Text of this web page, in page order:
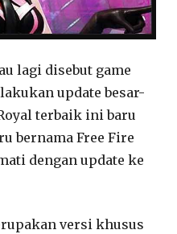
lagi disebut game
update besar-
terbaik ini baru
bernama Free Fire
dengan update ke
versi khusus